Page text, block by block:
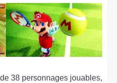
38 personnages jouables,